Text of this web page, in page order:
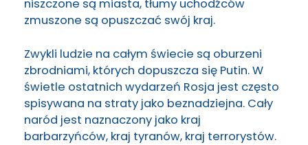
niszczone są miasta, tłumy uchodźców
zmuszone są opuszczać swój kraj.
Zwykli ludzie na całym świecie są oburzeni
zbrodniami, których dopuszcza się Putin. W
świetle ostatnich wydarzeń Rosja jest często
spisywana na straty jako beznadziejna. Cały
naród jest naznaczony jako kraj
barbarzyńców, kraj tyranów, kraj terrorystów.